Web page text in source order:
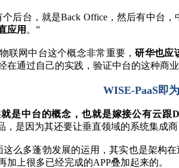
后台，就是Back Office，然后有中台
应用 。”
联网中台这个概念非常重要，研华也应
在通过自己的实践，验证中台的这种商
WISE-PaaS即
就是中台的概念，也就是嫁接公有云跟
，是因为其还要让垂直领域的系统集成
这么多蓬勃发展的运用，其实也是架构
加上很多已经完成的APP叠加起来的。